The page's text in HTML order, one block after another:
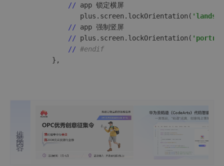
// app 锁定横屏
			   plus.screen.lockOrientation(
// app 强制竖屏
// plus.screen.lockOrientation(
// #endif
		},
推荐内容